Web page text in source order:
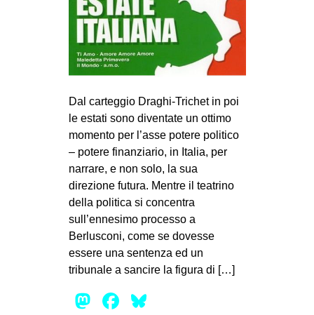
STUDENTI
CULTURE
ARTE
MANIFESTI
MUSICA
RECENSIONI
INTERNAZIONALE
AMERICHE
ESTREMO ORIENTE
MEDIO ORIENTE
Dal carteggio Draghi-Trichet in poi
le estati sono diventate un ottimo
momento per l’asse potere politico
– potere finanziario, in Italia, per
narrare, e non solo, la sua
direzione futura. Mentre il teatrino
della politica si concentra
sull’ennesimo processo a
Berlusconi, come se dovesse
essere una sentenza ed un
tribunale a sancire la figura di […]
Mastodon
Facebook